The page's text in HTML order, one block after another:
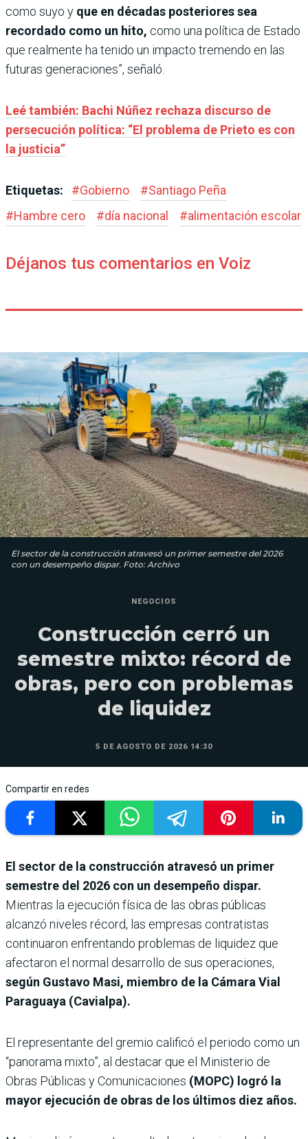
como suyo y que en décadas posteriores sea
recordado como un hito, como una política de Estado
que realmente ha tenido un impacto tremendo en las
futuras generaciones”, señaló.
Leé también: Bachi Núñez rechaza discurso de
persecución política: “El problema de Prieto es con
la justicia”
Etiquetas: #Gobierno #Santiago Peña
#Hambre cero #día nacional #alimentación escolar
Déjanos tus comentarios en Voiz
El sector de la construcción atravesó un primer semestre del 2026
con un desempeño dispar. Foto: Archivo
NEGOCIOS
Construcción cerró un
semestre mixto: récord de
obras, pero con problemas
de liquidez
5 DE AGOSTO DE 2026 14:30
Compartir en redes
El sector de la construcción atravesó un primer
semestre del 2026 con un desempeño dispar.
Mientras la ejecución física de las obras públicas
alcanzó niveles récord, las empresas contratistas
continuaron enfrentando problemas de liquidez que
afectaron el normal desarrollo de sus operaciones,
según Gustavo Masi, miembro de la Cámara Vial
Paraguaya (Cavialpa).
El representante del gremio calificó el periodo como un
“panorama mixto”, al destacar que el Ministerio de
Obras Públicas y Comunicaciones (MOPC) logró la
mayor ejecución de obras de los últimos diez años.